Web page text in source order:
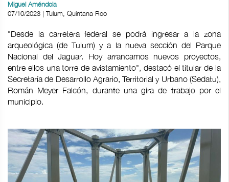
Miguel Améndola
07/10/2023 | Tulum, Quintana Roo
"Desde la carretera federal se podrá ingresar a la zona
arqueológica (de Tulum) y a la nueva sección del Parque
Nacional del Jaguar. Hoy arrancamos nuevos proyectos,
entre ellos una torre de avistamiento", destacó el titular de la
Secretaría de Desarrollo Agrario, Territorial y Urbano (Sedatu),
Román Meyer Falcón, durante una gira de trabajo por el
municipio.